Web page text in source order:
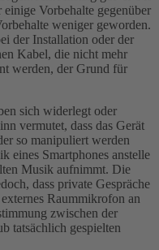
Vorbehalte gegenüber
weniger geworden.
der Installation oder der
Kabel, die nicht mehr
werden, der Grund für
sich widerlegt oder
vermutet, dass das Gerät
so manipuliert werden
eines Smartphones anstelle
Musik aufnimmt. Die
dass private Gespräche
Raummikrofon an
zwischen der
tatsächlich gespielten